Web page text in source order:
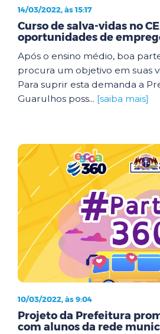
14/03/2022, às 15:17
Curso de salva-vidas no
oportunidades de
Após o ensino médio, boa
procura um objetivo em suas
Para suprir esta demanda a
Guarulhos poss... [saiba mais]
10/03/2022, às 9:04
Projeto da Prefeitura
com alunos da rede